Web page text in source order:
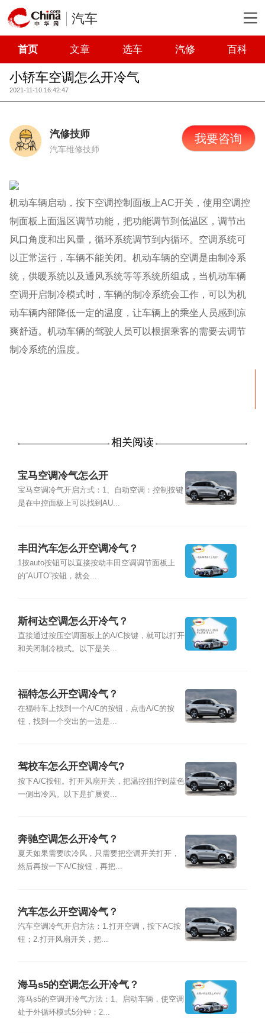
汽车
首页 文章 选车 汽修 百科
小轿车空调怎么开冷气
2021-11-10 16:42:47
汽修技师
汽车维修技师
我要咨询
机动车辆启动，按下空调控制面板上AC开关，使用空调控
制面板上面温区调节功能，把功能调节到低温区，调节出
风口角度和出风量，循环系统调节到内循环。空调系统可
以正常运行，车辆不能关闭。机动车辆的空调是由制冷系
统，供暖系统以及通风系统等等系统所组成，当机动车辆
空调开启制冷模式时，车辆的制冷系统会工作，可以为机
动车辆内部降低一定的温度，让车辆上的乘坐人员感到凉
爽舒适。机动车辆的驾驶人员可以根据乘客的需要去调节
制冷系统的温度。
相关阅读
宝马空调冷气怎么开
宝马空调冷气开启方式：1、自动空调：控制按键
是在中控面板上可以找到AU...
丰田汽车怎么开空调冷气？
1按auto按钮可以直接按动丰田空调调节面板上
的“AUTO”按钮，就会...
斯柯达空调怎么开冷气？
直接通过按压空调面板上的A/C按键，就可以打开
和关闭制冷模式。以下是关...
福特怎么开空调冷气？
在福特车上找到一个A/C的按钮，点击A/C的按
钮，找到一个突出的一边是...
驾校车怎么开空调冷气?
按下A/C按钮。打开风扇开关，把温控扭拧到蓝色
一侧出冷风。以下是扩展资...
奔驰空调怎么开冷气？
夏天如果需要吹冷风，只需要把空调开关打开，
然后再按一下A/C按钮，再把...
汽车怎么开空调冷气？
汽车空调冷气开启方法：1.打开空调，按下AC按
钮；2.打开风扇开关，把...
海马s5的空调怎么开冷气？
海马s5的空调开冷气方法：1、启动车辆，使空调
处于外循环模式5分钟；2...